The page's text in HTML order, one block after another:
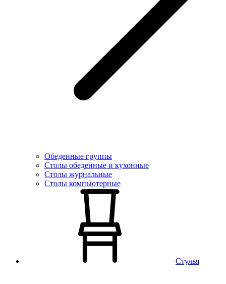
Обеденные группы
Столы обеденные и кухонные
Столы журнальные
Столы компьютерные
Стулья